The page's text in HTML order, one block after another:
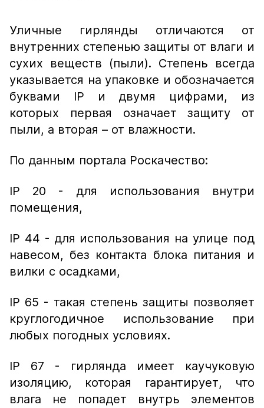
Уличные гирлянды отличаются от
внутренних степенью защиты от влаги и
сухих веществ (пыли). Степень всегда
указывается на упаковке и обозначается
буквами IP и двумя цифрами, из
которых первая означает защиту от
пыли, а вторая – от влажности.
По данным портала Роскачество:
IP 20 - для использования внутри
помещения,
IP 44 - для использования на улице под
навесом, без контакта блока питания и
вилки с осадками,
IP 65 - такая степень защиты позволяет
круглогодичное использование при
любых погодных условиях.
IP 67 - гирлянда имеет каучуковую
изоляцию, которая гарантирует, что
влага не попадет внутрь элементов